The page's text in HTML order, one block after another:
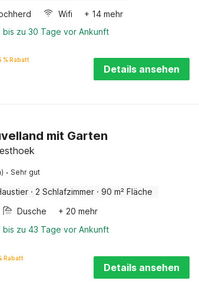
Wifi
+ 14 mehr
zu 30 Tage vor Ankunft
% Rabatt
Details ansehen
mit Garten
· Sehr gut
· 2 Schlafzimmer · 90 m² Fläche
Dusche
+ 20 mehr
zu 43 Tage vor Ankunft
Rabatt
Details ansehen